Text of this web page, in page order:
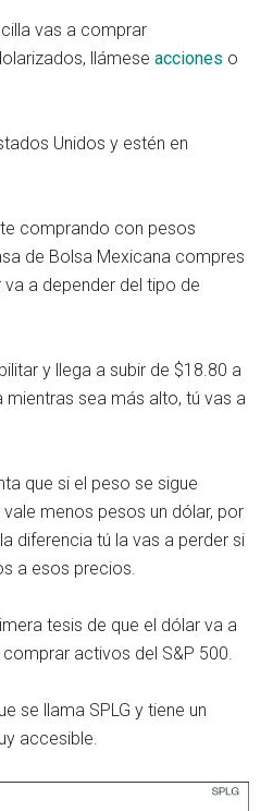
vas a comprar
llámeseacciones o
Unidos y estén en
comprando con pesos
de Bolsa Mexicana compres
a depender del tipo de
y llega a subir de $18.80 a
mientras sea más alto, tú vas a
que si el peso se sigue
menos pesos un dólar, por
diferencia tú la vas a perder si
a esos precios.
tesis de que el dólar va a
activos del S&P 500.
se llama SPLG y tiene un
accesible.